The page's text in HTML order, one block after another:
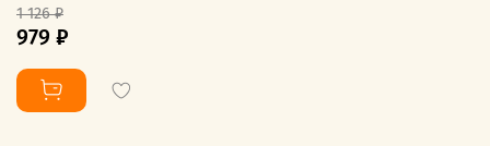
1 126 ₽
979 ₽